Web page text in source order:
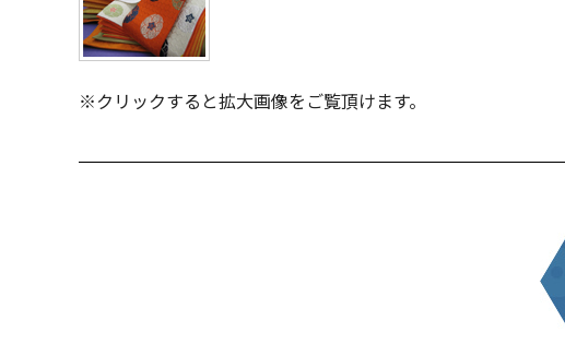
※クリックすると拡大画像をご覧頂けます。